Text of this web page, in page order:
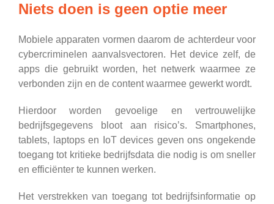
Niets doen is geen optie meer
Mobiele apparaten vormen daarom de achterdeur voor
cybercriminelen aanvalsvectoren. Het device zelf, de
apps die gebruikt worden, het netwerk waarmee ze
verbonden zijn en de content waarmee gewerkt wordt.
Hierdoor worden gevoelige en vertrouwelijke
bedrijfsgegevens bloot aan risico’s. Smartphones,
tablets, laptops en IoT devices geven ons ongekende
toegang tot kritieke bedrijfsdata die nodig is om sneller
en efficiënter te kunnen werken.
Het verstrekken van toegang tot bedrijfsinformatie op